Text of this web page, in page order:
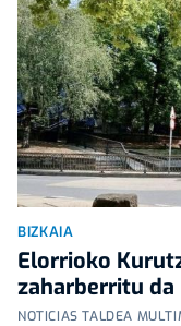
BIZKAIA
Elorrioko
zaharberritu da
NOTICIAS TALDEA